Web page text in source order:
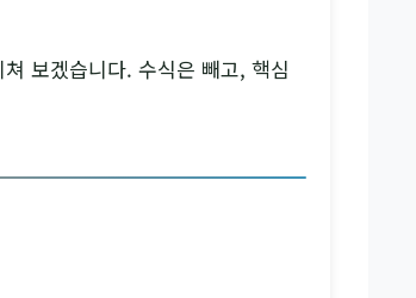
보겠습니다. 수식은 빼고, 핵심